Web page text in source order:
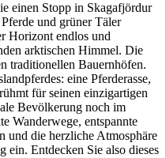
einen Stopp in Skagafjördur
und grüner Täler
Horizont endlos und
arktischen Himmel. Die
traditionellen Bauernhöfen.
eine Pferderasse,
für seinen einzigartigen
Bevölkerung noch im
Wanderwege, entspannte
und die herzliche Atmosphäre
ein. Entdecken Sie also dieses